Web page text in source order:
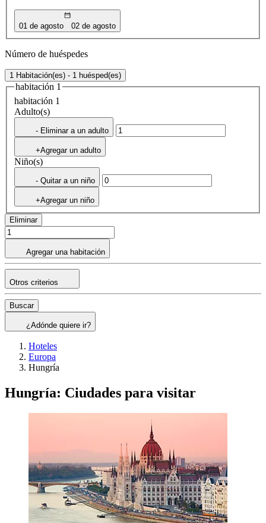
01 de agosto 02 de agosto
Número de huéspedes
1 Habitación(es) - 1 huésped(es)
habitación 1
habitación 1
Adulto(s)
- Eliminar a un adulto
+Agregar un adulto
Niño(s)
- Quitar a un niño
+Agregar un niño
Eliminar
Agregar una habitación
Otros criterios
Buscar
¿Adónde quiere ir?
Hoteles
Europa
Hungría
Hungría: Ciudades para visitar